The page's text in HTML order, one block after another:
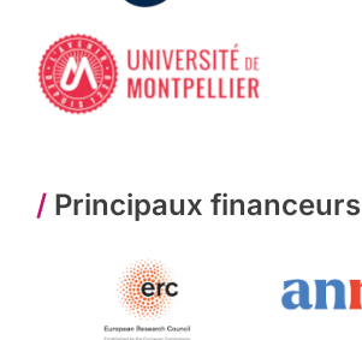
/Principaux financeurs